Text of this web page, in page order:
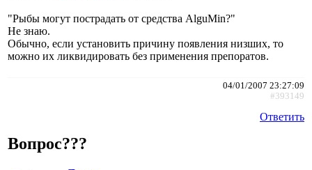
"Рыбы могут пострадать от средства AlguMin?"
Не знаю.
Обычно, если установить причину появления низших, то
можно их ликвидировать без применения препоратов.
04/01/2007 23:27:09
#393149
Ответить
Вопрос???